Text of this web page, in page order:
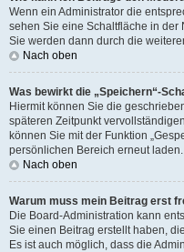
Wenn ein Administrator die
sehen Sie eine Schaltfläche in der
Sie werden dann durch die
Nach oben
Was bewirkt die „Speichern“-
Hiermit können Sie die
späteren Zeitpunkt
können Sie mit der Funktion
persönlichen Bereich erneut laden.
Nach oben
Warum muss mein Beitrag erst
Die Board-Administration kann
Sie einen Beitrag erstellt haben,
Es ist auch möglich, dass die